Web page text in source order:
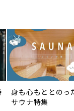
身も心もととのっ
サウナ特集